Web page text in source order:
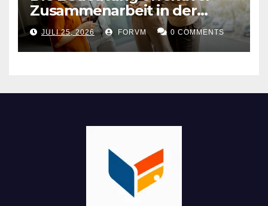
Zusammenarbeit in der
Arbeitswelt
JULI 25, 2026 FORVM 0 COMMENTS